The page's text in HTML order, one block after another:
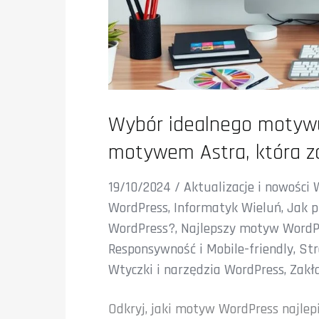
Wybór idealnego
motywem Astra, która
19/10/2024 / Aktualizacje i nowości
WordPress, Informatyk Wieluń, Jak
WordPress?, Najlepszy motyw
Responsywność i Mobile-friendly,
Wtyczki i narzędzia WordPress,
Odkryj, jaki motyw WordPress